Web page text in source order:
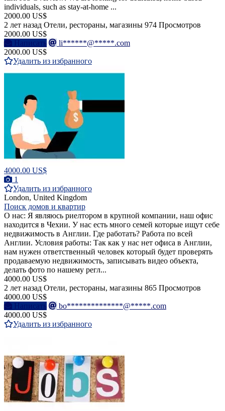
individuals, such as stay-at-home ...
2000.00 US$
2 лет назад Отели, рестораны, магазины 974 Просмотров
2000.00 US$
Написать
li******@*****.com
2000.00 US$
Удалить из избранного
4000.00 US$
1
Удалить из избранного
London, United Kingdom
Поиск домов и квартир
О нас: Я являюсь риелтором в крупной компании, наш офис
находится в Чехии. У нас есть много семей которые ищут себе
недвижимость в Англии. Где работать? Работа по всей
Англии. Условия работы: Так как у нас нет офиса в Англии,
нам нужен ответственный человек который будет проверять
продаваемую недвижимость, записывать видео объекта,
делать фото по нашему регл...
4000.00 US$
2 лет назад Отели, рестораны, магазины 865 Просмотров
4000.00 US$
Написать
bo**************@*****.com
4000.00 US$
Удалить из избранного